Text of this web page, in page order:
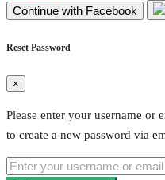
Continue with Facebook
Reset Password
×
Please enter your username or
to create a new password via